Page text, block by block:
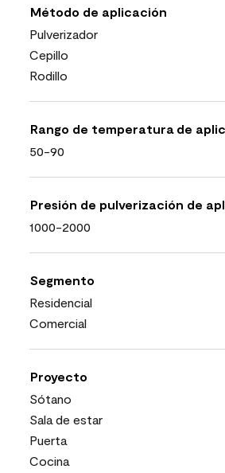
Método de aplicación
Pulverizador
Cepillo
Rodillo
Rango de temperatura de
50-90
Presión de pulverización de
1000-2000
Segmento
Residencial
Comercial
Proyecto
Sótano
Sala de estar
Puerta
Cocina